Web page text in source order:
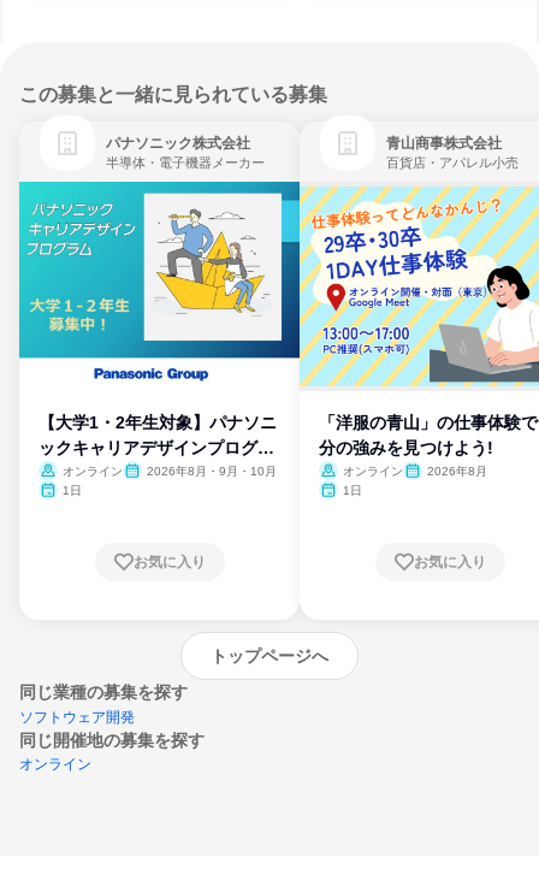
この募集と一緒に見られている募集
パナソニック株式会社
半導体・電子機器メーカー
【大学1・2年生対象】パナソニ
ックキャリアデザインプログラ
ム
オンライン
2026年8月・9月・10月
1日
お気に入り
青山商事株式会社
百貨店・アパレル小売
「洋服の青山」の仕事体験
分の強みを見つけよう!
オンライン
2026年8月
1日
お気に入り
トップページへ
同じ業種の募集を探す
ソフトウェア開発
同じ開催地の募集を探す
オンライン